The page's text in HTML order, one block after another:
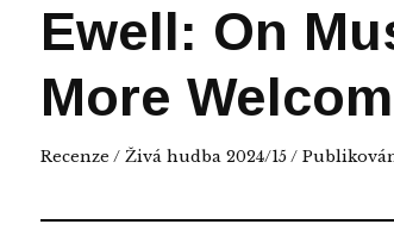
Ewell: On
More
Recenze / Živá hudba 2024/15/